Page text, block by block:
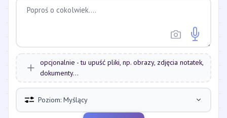
opcjonalnie - tu upuść pliki, np. obrazy, zdjęcia notatek,
dokumenty...
Poziom: Myślący